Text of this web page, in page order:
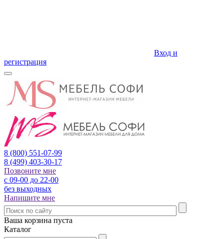
Вход и
регистрация
8 (800) 551-07-99
8 (499) 403-30-17
Позвоните мне
с 09-00 до 22-00
без выходных
Напишите мне
Ваша корзина пуста
Каталог